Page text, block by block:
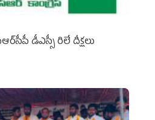
డీఎస్సీ రిలే దీక్షలు